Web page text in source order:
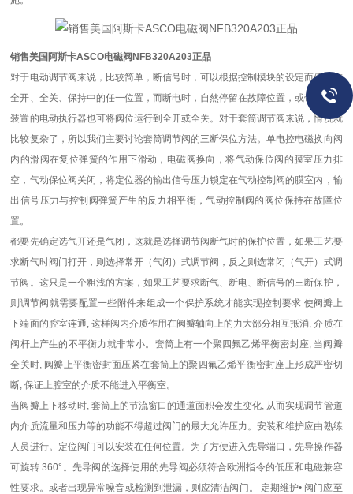
销售美国阿斯卡ASCO电磁阀NFB320A203正品
对于电动调节阀来说，比较简单，断信号时，可以根据控制模块的设定而停留在
全开、全关、保持中的任一位置，而断电时，自然停留在故障位置，或带有复位
装置的电动执行器也可将阀位运行到全开或全关。对于套筒调节阀来说，情况就
比较复杂了，所以我们主要讨论套筒调节阀的三断保位方法。单电控电磁换向阀
内的滑阀在复位弹簧的作用下滑动，电磁阀换向，将气动保位阀的膜室压力排
空，气动保位阀关闭，将定位器的输出信号压力锁定在气动控制阀的膜室内，输
出信号压力与控制阀弹簧产生的反力相平衡，气动控制阀的阀位保持在故障位
置。
都要先确定选气开还是气闭，这就是选择调节阀断气时的保护位置，如果工艺要
求断气时阀门打开，则选择常开（气闭）式调节阀，反之则选常闭（气开）式调
节阀。这只是一个粗浅的方案，如果工艺要求断气、断电、断信号的三断保护，
则调节阀就需要配置一些附件来组成一个保护系统才能实现控制要求 使阀瓣上
下端面的腔室连通, 这样阀内介质作用在阀瓣轴向上的力大部分相互抵消, 介质在
阀杆上产生的不平衡力就非常小。套筒上有一个聚四氟乙烯平衡密封座, 当阀瓣
全关时, 阀瓣上平衡密封面压紧在套筒上的聚四氟乙烯平衡密封座上形成严密切
断, 保证上腔室的介质不能进入平衡室。
当阀瓣上下移动时, 套筒上的节流窗口的通道面积会发生变化, 从而实现调节管道
内介质流量和压力等的功能不得超过阀门的最大允许压力。安装和维护应由熟练
人员进行。定位阀门可以安装在任何位置。为了方便进入先导端口，先导操作器
可旋转 360°。先导阀的选择使用的先导阀必须符合欧洲指令的低压和电磁兼容
性要求。或者出现异常噪音或检测到泄漏，则应清洁阀门。 定期维护• 阀门应至